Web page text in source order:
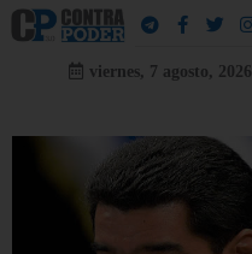
viernes, 7 agosto, 2026